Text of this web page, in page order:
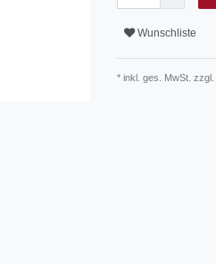
Wunschliste
* inkl. ges. MwSt. zzgl.